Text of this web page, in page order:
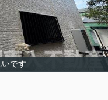
いです